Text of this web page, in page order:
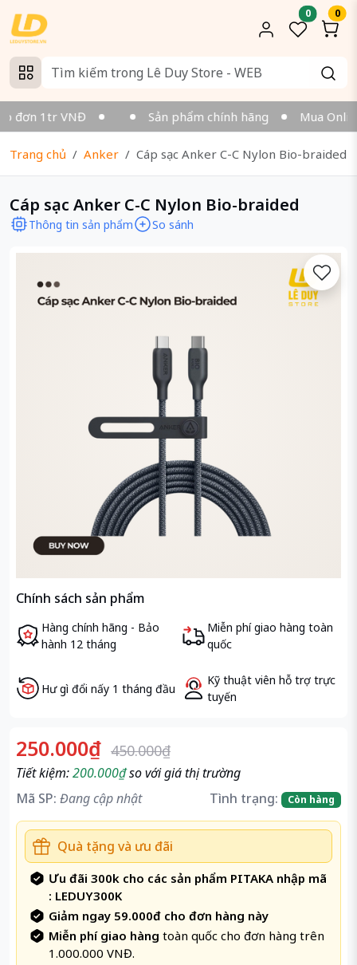
0 0
đơn 1tr VNĐ Sản phẩm chính hãng Mua
Trang chủ Anker Cáp sạc Anker C-C Nylon Bio-braided
Cáp sạc Anker C-C Nylon Bio-braided
Thông tin sản phẩm So sánh
Chính sách sản phẩm
Hàng chính hãng - Bảo
hành 12 tháng
Miễn phí giao hàng toàn
quốc
Hư gì đổi nấy 1 tháng đầu
Kỹ thuật viên hỗ trợ trực
tuyến
250.000₫ 450.000₫
Tiết kiệm:200.000₫so với giá thị trường
Mã SP: Đang cập nhật Tình trạng: Còn hàng
Quà tặng và ưu đãi
Ưu đãi 300k cho các sản phẩm PITAKA nhập mã
: LEDUY300K
Giảm ngay 59.000đ cho đơn hàng này
Miễn phí giao hàng toàn quốc cho đơn hàng trên
1.000.000 VNĐ.